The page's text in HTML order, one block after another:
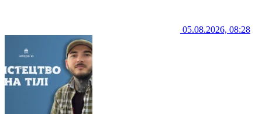
05.08.2026, 08:28